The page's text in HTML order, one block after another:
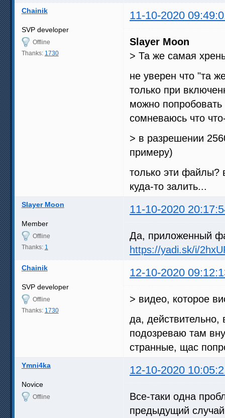
Chainik 11-10-2020
SVP developer
Offline
Thanks: 1730
Slayer Moon
> Та же самая
не уверен что "та
только при
можно
сомневаюсь что
> в разрешении
примеру)
только эти файлы?
куда-то залить...
Slayer Moon 11-10-2020
Member
Offline
Thanks: 1
Да, приложенный
https://yadi.sk/i/
Chainik 12-10-2020
SVP developer
Offline
Thanks: 1730
> видео, которое
да, действительно,
подозреваю там
странные, щас
Ymni4ka 12-10-2020
Novice
Offline
Все-таки одна
предыдущий